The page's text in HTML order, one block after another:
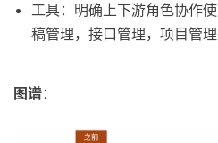
工具：明确上下游角色协作
稿管理，接口管理，项目管理
图谱：